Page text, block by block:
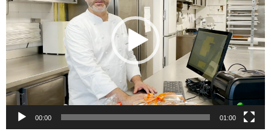
00:00 01:00